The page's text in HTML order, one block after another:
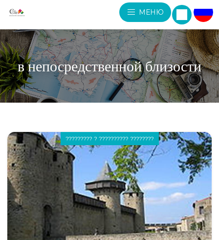
МЕНЮ
в непосредственной близости
????????? ? ?????????? ????????